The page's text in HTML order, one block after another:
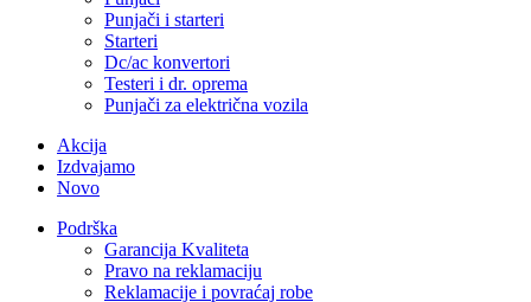
Punjači i starteri
Starteri
Dc/ac konvertori
Testeri i dr. oprema
Punjači za električna vozila
Akcija
Izdvajamo
Novo
Podrška
Garancija Kvaliteta
Pravo na reklamaciju
Reklamacije i povraćaj robe